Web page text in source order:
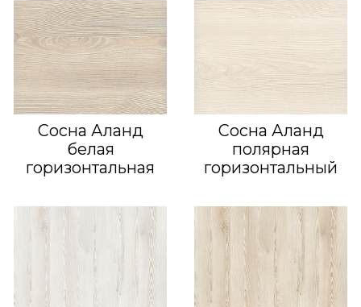
Сосна Аланд
белая
горизонтальная
Сосна Аланд
полярная
горизонтальный